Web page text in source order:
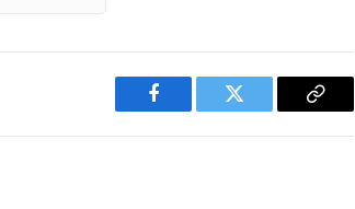
Facebook Twitter
Copy